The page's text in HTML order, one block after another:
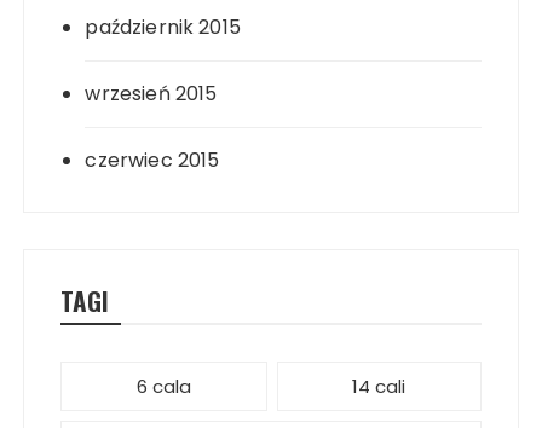
październik 2015
wrzesień 2015
czerwiec 2015
TAGI
6 cala 14 cali